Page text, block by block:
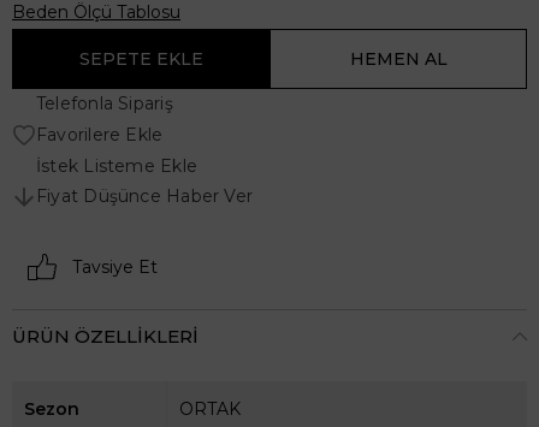
Beden Ölçü Tablosu
Telefonla Sipariş
Favorilere Ekle
İstek Listeme Ekle
Fiyat Düşünce Haber Ver
Tavsiye Et
ÜRÜN ÖZELLIKLERI
Sezon ORTAK